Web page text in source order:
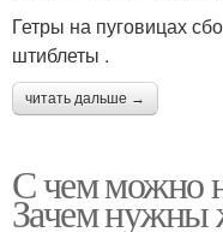
Гетры на пуговицах
штиблеты .
читать дальше →
С чем можно
Зачем нужны